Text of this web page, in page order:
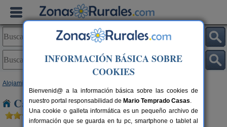
Alojamientos
Casas Rurales cerca de Fompedraza
INFORMACIÓN BÁSICA SOBRE
COOKIES
Bienvenid@ a la información básica sobre las cookies de
nuestro portal responsabilidad de Mario Temprado Casas.
Una cookie o galleta informática es un pequeño archivo de
información que se guarda en tu pc, smartphone o tablet al